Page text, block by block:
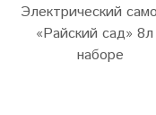
Электрический
«Райский сад»
наборе